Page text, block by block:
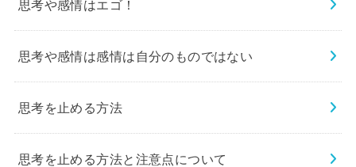
思考や感情はエゴ！
思考や感情は感情は自分のものではない
思考を止める方法
思考を止める方法と注意点について